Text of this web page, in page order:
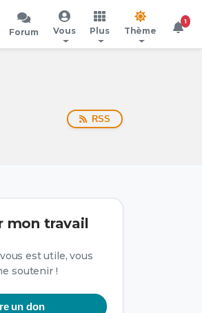
Forum Vous Plus Thème
1
RSS
mon travail
est utile, vous
soutenir !
un don